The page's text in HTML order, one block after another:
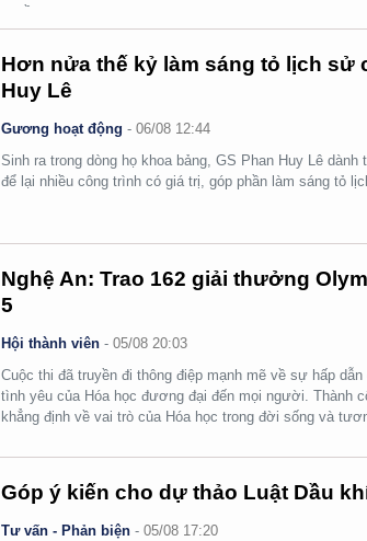
quyền.
Hơn nửa thế kỷ làm sáng tỏ lịch sử
Huy Lê
Gương hoạt động -06/08 12:44
Sinh ra trong dòng họ khoa bảng, GS Phan Huy Lê dành
để lại nhiều công trình có giá trị, góp phần làm sáng tỏ
Nghệ An: Trao 162 giải thưởng
5
Hội thành viên -05/08 20:03
Cuộc thi đã truyền đi thông điệp mạnh mẽ về sự hấp
tình yêu của Hóa học đương đại đến mọi người. Thành
khẳng định về vai trò của Hóa học trong đời sống và
Góp ý kiến cho dự thảo Luật Dầu
Tư vấn - Phản biện -05/08 17:20